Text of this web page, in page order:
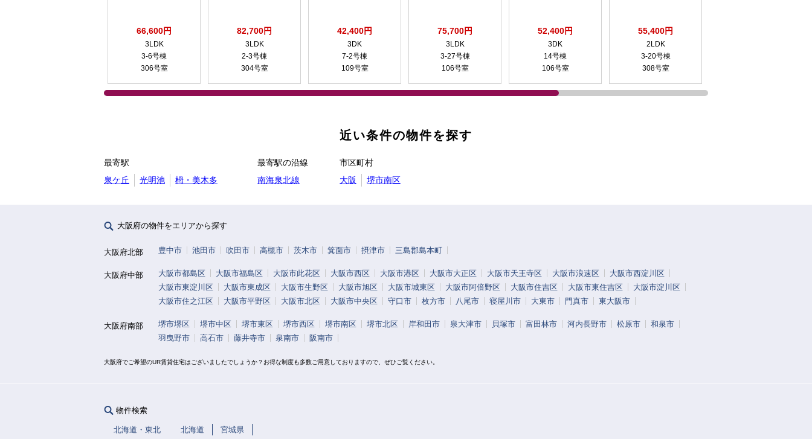
66,600円
3LDK
3-6号棟
306号室
82,700円
3LDK
2-3号棟
304号室
42,400円
3DK
7-2号棟
109号室
75,700円
3LDK
3-27号棟
106号室
52,400円
3DK
14号棟
106号室
55,400円
2LDK
3-20号棟
308号室
近い条件の物件を探す
最寄駅
泉ケ丘
光明池 栂・美木多
最寄駅の沿線
南海泉北線
市区町村
大阪
堺市南区
大阪府の物件をエリアから探す
大阪府北部 豊中市 池田市 吹田市 高槻市 茨木市 箕面市 摂津市 三島郡島本町
大阪府中部 大阪市都島区 大阪市福島区 大阪市此花区 大阪市西区 大阪市港区 大阪市大正区 大阪市天王寺区 大阪市浪速区
大阪市西淀川区
大阪市東淀川区
大阪市東成区 大阪市生野区 大阪市旭区 大阪市城東区 大阪市阿倍野区 大阪市住吉区 大阪市東住吉区
大阪市淀川区
大阪市住之江区
大阪市平野区 大阪市北区 大阪市中央区 守口市 枚方市 八尾市 寝屋川市 大東市 門真市 東大阪市
大阪府南部 堺市堺区 堺市中区 堺市東区 堺市西区 堺市南区 堺市北区 岸和田市 泉大津市 貝塚市 富田林市 河内長野市 松原市
和泉市
羽曳野市
高石市 藤井寺市 泉南市 阪南市
大阪府でご希望のUR賃貸住宅はございましたでしょうか？お得な制度も多数ご用意しておりますので、ぜひご覧ください。
物件検索
北海道・東北 北海道 宮城県